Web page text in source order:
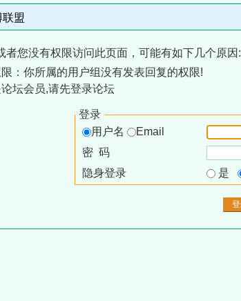
联盟
者您没有权限访问此页面，可能有如下几个原因:
：你所属的用户组没有发表回复的权限!
坛会员,请先登录论坛
登录
用户名
Email
密 码
隐身登录
是